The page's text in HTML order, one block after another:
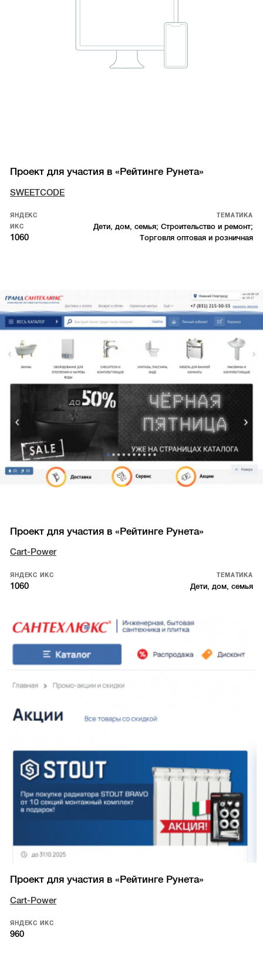
Проект для участия в «Рейтинге Рунета»
SWEETCODE
ЯНДЕКС
ИКС
1060
ТЕМАТИКА
Дети, дом, семья; Строительство и ремонт;
Торговля оптовая и розничная
Проект для участия в «Рейтинге Рунета»
Cart-Power
ЯНДЕКС ИКС
1060
ТЕМАТИКА
Дети, дом, семья
Проект для участия в «Рейтинге Рунета»
Cart-Power
ЯНДЕКС ИКС
960